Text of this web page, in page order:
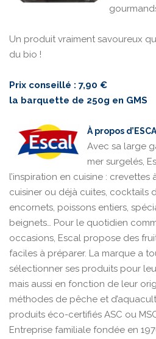
Un produit vraiment savoureux
du bio !
Prix conseillé : 7,90 €
la barquette de 250g en GMS
À propos
Avec sa large
mer surgelés,
l’inspiration en cuisine : crevettes
cuisiner ou déjà cuites, cocktails
encornets, poissons entiers,
beignets… Pour le quotidien
occasions, Escal propose des
faciles à préparer. La marque a
sélectionner ses produits pour
mais aussi en fonction de leur
méthodes de pêche et
produits éco-certifiés ASC ou
Entreprise familiale fondée en